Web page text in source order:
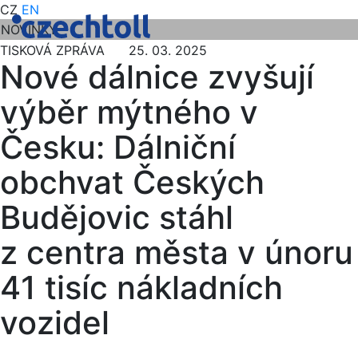
CZ EN
NOVINKY
TISKOVÁ ZPRÁVA 25. 03. 2025
Nové dálnice zvyšují
výběr mýtného v
Česku: Dálniční
obchvat Českých
Budějovic stáhl
z centra města v únoru
41 tisíc nákladních
vozidel